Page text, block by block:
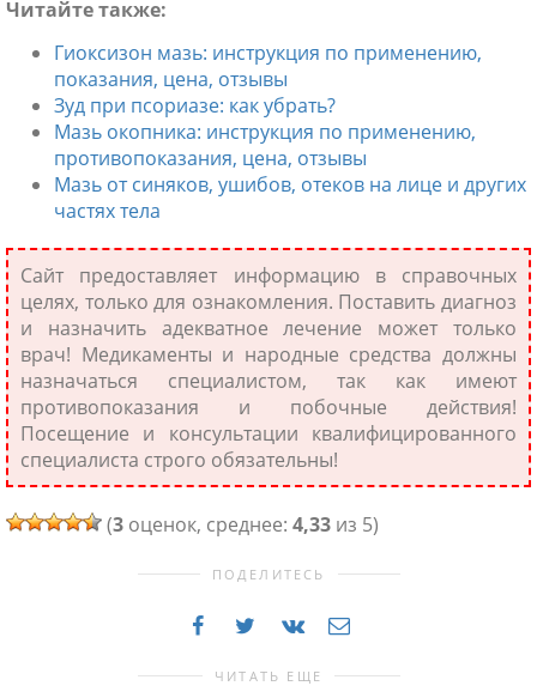
Читайте также:
Гиоксизон мазь: инструкция по применению,
показания, цена, отзывы
Зуд при псориазе: как убрать?
Мазь окопника: инструкция по применению,
противопоказания, цена, отзывы
Мазь от синяков, ушибов, отеков на лице и других
частях тела
Сайт предоставляет информацию в справочных
целях, только для ознакомления. Поставить диагноз
и назначить адекватное лечение может только
врач! Медикаменты и народные средства должны
назначаться специалистом, так как имеют
противопоказания и побочные действия!
Посещение и консультации квалифицированного
специалиста строго обязательны!
(3 оценок, среднее: 4,33 из 5)
ПОДЕЛИТЕСЬ
ЧИТАТЬ ЕЩЕ